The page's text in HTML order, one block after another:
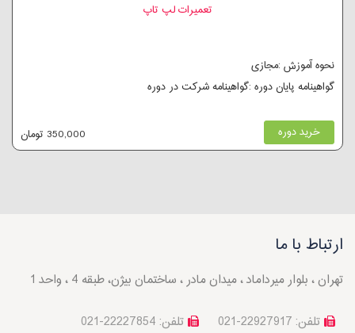
تعمیرات لپ تاپ
نحوه آموزش :مجازی
گواهینامه پایان دوره :گواهینامه شرکت در دوره
خرید دوره 350,000 تومان
ارتباط با ما
تهران ، بلوار میرداماد ، میدان مادر ، ساختمان بیژن، طبقه 4 ، واحد 1
تلفن: 22227854-021
تلفن: 22927917-021